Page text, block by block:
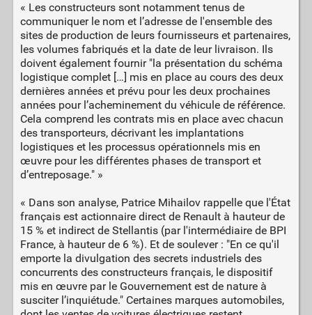
« Les constructeurs sont notamment tenus de
communiquer le nom et l’adresse de l'ensemble des
sites de production de leurs fournisseurs et partenaires,
les volumes fabriqués et la date de leur livraison. Ils
doivent également fournir "la présentation du schéma
logistique complet […] mis en place au cours des deux
dernières années et prévu pour les deux prochaines
années pour l’acheminement du véhicule de référence.
Cela comprend les contrats mis en place avec chacun
des transporteurs, décrivant les implantations
logistiques et les processus opérationnels mis en
œuvre pour les différentes phases de transport et
d’entreposage." »
« Dans son analyse, Patrice Mihailov rappelle que l'État
français est actionnaire direct de Renault à hauteur de
15 % et indirect de Stellantis (par l'intermédiaire de BPI
France, à hauteur de 6 %). Et de soulever : "En ce qu'il
emporte la divulgation des secrets industriels des
concurrents des constructeurs français, le dispositif
mis en œuvre par le Gouvernement est de nature à
susciter l’inquiétude." Certaines marques automobiles,